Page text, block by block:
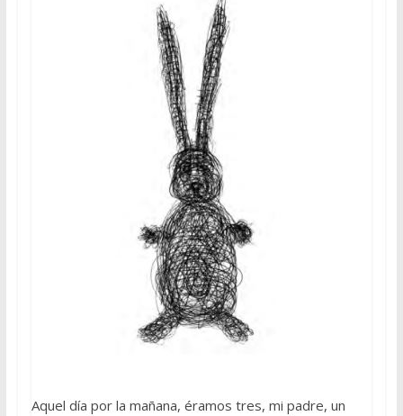
Aquel día por la mañana, éramos tres, mi padre, un